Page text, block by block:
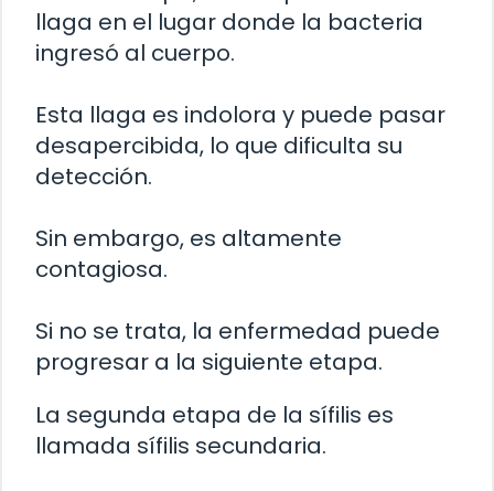
llaga en el lugar donde la bacteria
ingresó al cuerpo.
Esta llaga es indolora y puede pasar
desapercibida, lo que dificulta su
detección.
Sin embargo, es altamente
contagiosa.
Si no se trata, la enfermedad puede
progresar a la siguiente etapa.
La segunda etapa de la sífilis es
llamada sífilis secundaria.